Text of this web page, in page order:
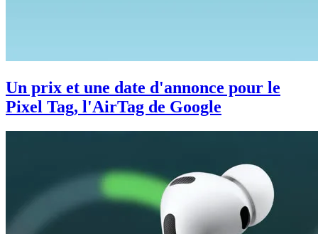
Un prix et une date d'annonce pour le
Pixel Tag, l'AirTag de Google